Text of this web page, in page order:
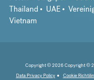
Thailand
UAE
Vietnam
Copyright © 2026 Copyright ©
Data Privacy Policy
Cookie